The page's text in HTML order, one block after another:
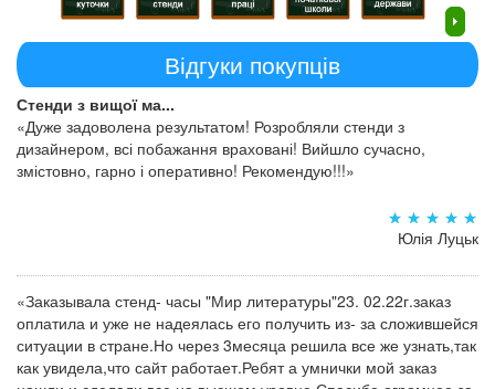
Відгуки покупців
Стенди з вищої ма...
«Дуже задоволена результатом! Розробляли стенди з
дизайнером, всі побажання враховані! Вийшло сучасно,
змістовно, гарно і оперативно! Рекомендую!!!»
Юлія Луцьк
«Заказывала стенд- часы "Мир литературы"23. 02.22г.заказ
оплатила и уже не надеялась его получить из- за сложившейся
ситуации в стране.Но через 3месяца решила все же узнать,так
как увидела,что сайт работает.Ребят а умнички мой заказ